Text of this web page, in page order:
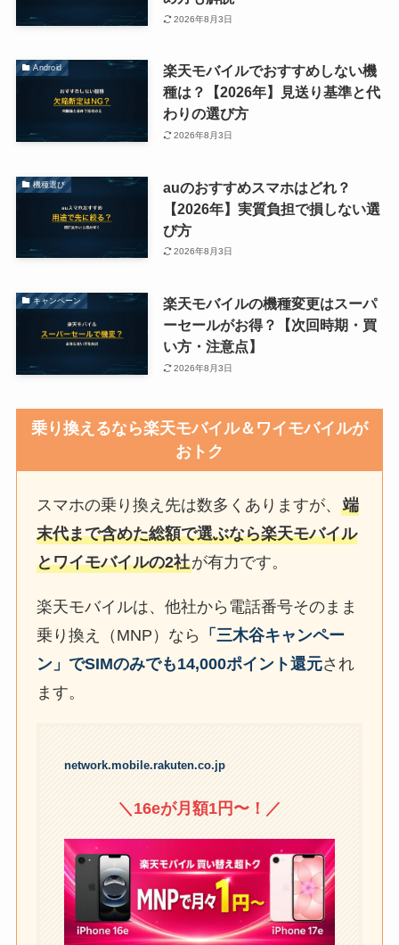
2026年8月3日
Android
楽天モバイルでおすすめしない機
種は？【2026年】見送り基準と代
わりの選び方
2026年8月3日
機種選び
auのおすすめスマホはどれ？
【2026年】実質負担で損しない選
び方
2026年8月3日
キャンペーン
楽天モバイルの機種変更はスーパ
ーセールがお得？【次回時期・買
い方・注意点】
2026年8月3日
乗り換えるなら楽天モバイル＆ワイモバイルが
おトク
スマホの乗り換え先は数多くありますが、端
末代まで含めた総額で選ぶなら楽天モバイル
とワイモバイルの2社が有力です。
楽天モバイルは、他社から電話番号そのまま
乗り換え（MNP）なら
「三木谷キャンペー
ン」でSIMのみでも14,000ポイント還元され
ます。
network.mobile.rakuten.co.jp
＼16eが月額1円〜！／